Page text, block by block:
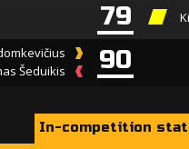
79
Šeduikis
90
In-competition